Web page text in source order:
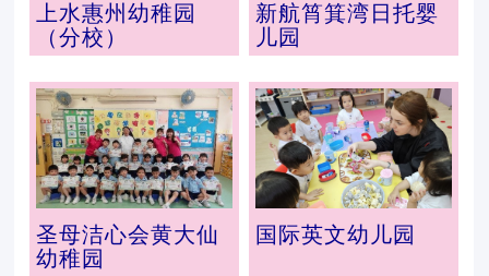
上水惠州幼稚园
（分校）
新航筲箕湾日托婴
儿园
圣母洁心会黄大仙
幼稚园
国际英文幼儿园